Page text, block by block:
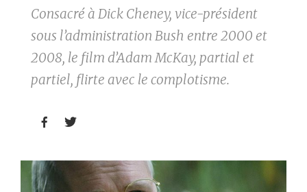
Consacré à Dick Cheney, vice-président
sous l’administration Bush entre 2000 et
2008, le film d’Adam McKay, partial et
partiel, flirte avec le complotisme.
 